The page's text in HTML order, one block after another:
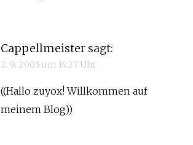
Cappellmeister sagt:
2. 9. 2005 um 14:27 Uhr
((Hallo zuyox! Willkommen auf
meinem Blog))